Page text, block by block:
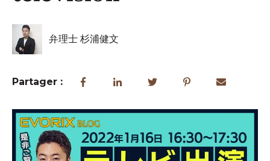
弁理士 杉浦健文
Partager :